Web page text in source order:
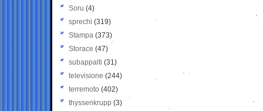
Soru (4)
sprechi (319)
Stampa (373)
Storace (47)
subappalti (31)
televisione(244)
terremoto (402)
thyssenkrupp (3)